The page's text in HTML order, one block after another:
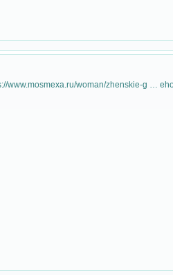
www.mosmexa.ru/woman/zhenskie-g …